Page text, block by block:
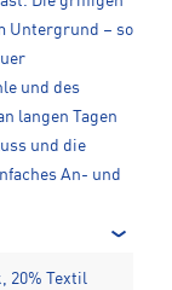
Untergrund – so
und des
langen Tagen
und die
An- und
20% Textil